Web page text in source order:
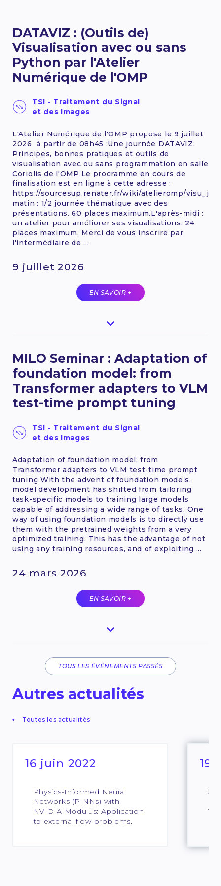
12 - 14 octobre 2026
9 juillet 2026
DATAVIZ : (Outils de)
Visualisation avec ou sans
Python par l'Atelier
Numérique de l'OMP
TSI - Traitement du Signal
et des Images
L'Atelier Numérique de l'OMP propose le 9 juillet
2026 à partir de 08h45 :Une journée DATAVIZ:
Principes, bonnes pratiques et outils de
visualisation avec ou sans programmation en salle
Coriolis de l'OMP.Le programme en cours de
finalisation est en ligne à cette adresse :
https://sourcesup.renater.fr/wiki/atelieromp/
matin : 1/2 journée thématique avec des
présentations. 60 places maximum.L'après-midi :
un atelier pour améliorer ses visualisations. 24
places maximum. Merci de vous inscrire par
l'intermédiaire de ...
EN SAVOIR +
24 mars 2026
MILO Seminar : Adaptation of
foundation model: from
Transformer adapters to VLM
test-time prompt tuning
TSI - Traitement du Signal
et des Images
Adaptation of foundation model: from
Transformer adapters to VLM test-time prompt
tuning With the advent of foundation models,
model development has shifted from tailoring
task-specific models to training large models
capable of addressing a wide range of tasks. One
way of using foundation models is to directly use
them with the pretrained weights from a very
optimized training. This has the advantage of not
using any training resources, and of exploiting ...
EN SAVOIR +
TOUS LES ÉVÉNEMENTS PASSÉS
Autres actualités
Toutes les actualités
16 juin 2022
Physics-Informed Neural
Networks (PINNs) with
NVIDIA Modulus: Application
to external flow problems.
19